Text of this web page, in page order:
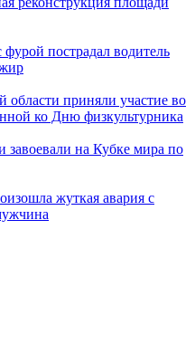
пострадал водитель
приняли участие во
ко Дню физкультурника
завоевали на Кубке мира по
жуткая авария с